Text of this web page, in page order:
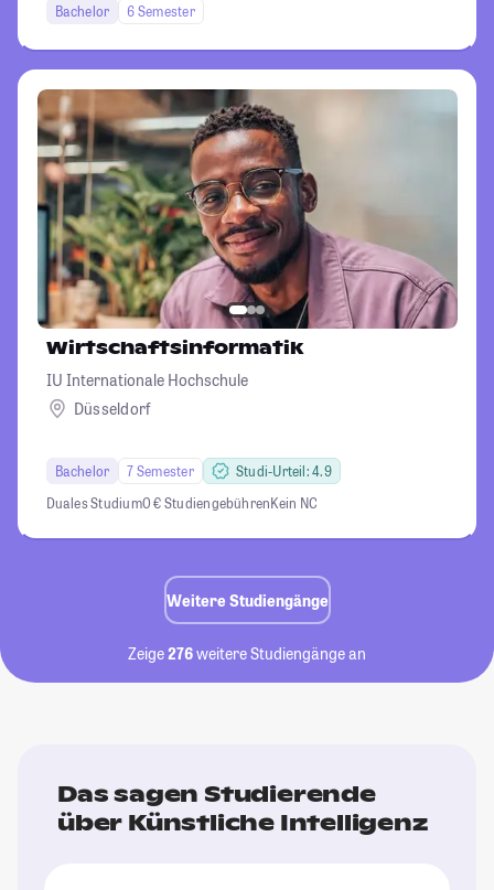
Bachelor 6 Semester
Wirtschaftsinformatik
IU Internationale Hochschule
Düsseldorf
Bachelor 7 Semester
Studi-Urteil: 4.9
Duales Studium0 € StudiengebührenKein NC
Weitere Studiengänge
Zeige276weitere Studiengänge an
Das sagen Studierende
über Künstliche Intelligenz